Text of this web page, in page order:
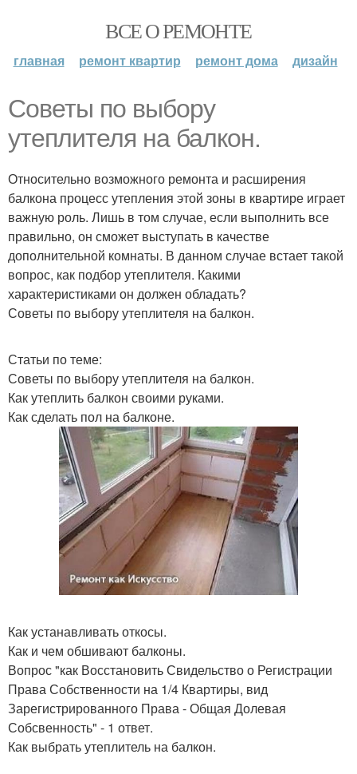
ВСЕ О РЕМОНТЕ
главная ремонт квартир ремонт дома дизайн
Советы по выбору
утеплителя на балкон.
Относительно возможного ремонта и расширения
балкона процесс утепления этой зоны в квартире играет
важную роль. Лишь в том случае, если выполнить все
правильно, он сможет выступать в качестве
дополнительной комнаты. В данном случае встает такой
вопрос, как подбор утеплителя. Какими
характеристиками он должен обладать?
Советы по выбору утеплителя на балкон.
Статьи по теме:
Советы по выбору утеплителя на балкон.
Как утеплить балкон своими руками.
Как сделать пол на балконе.
Как устанавливать откосы.
Как и чем обшивают балконы.
Вопрос "как Восстановить Свидельство о Регистрации
Права Собственности на 1/4 Квартиры, вид
Зарегистрированного Права - Общая Долевая
Собсвенность" - 1 ответ.
Как выбрать утеплитель на балкон.